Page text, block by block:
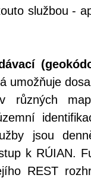
službou -
umožňuje
různých
jsou
k RÚIAN.
REST